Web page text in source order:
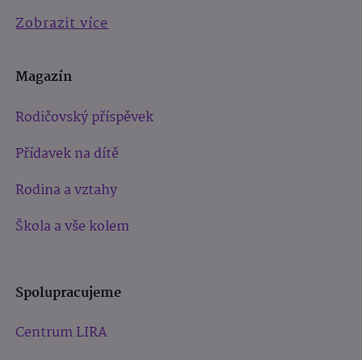
Zobrazit více
Magazín
Rodičovský příspěvek
Přídavek na dítě
Rodina a vztahy
Škola a vše kolem
Spolupracujeme
Centrum LIRA